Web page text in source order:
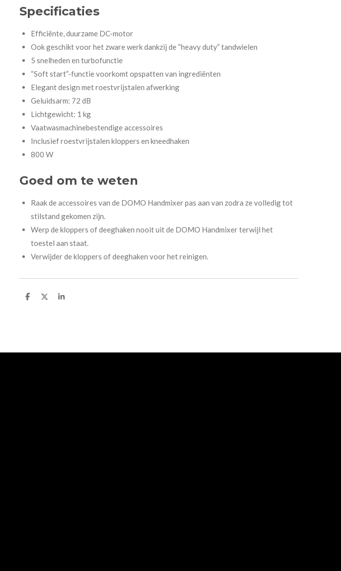
Specificaties
Efficiënte, duurzame DC-motor
Ook geschikt voor het zware werk dankzij de “heavy duty” tandwielen
5 snelheden en turbofunctie
“Soft start”-functie voorkomt opspatten van ingrediënten
Elegant design met roestvrijstalen afwerking
Geluidsarm: 72 dB
Lichtgewicht: 1 kg
Vaatwasmachinebestendige accessoires
Inclusief roestvrijstalen kloppers en kneedhaken
800 W
Goed om te weten
Raak de accessoires van de DOMO Handmixer pas aan van zodra ze volledig tot
stilstand gekomen zijn.
Werp de kloppers of deeghaken nooit uit de DOMO Handmixer terwijl het
toestel aan staat.
Verwijder de kloppers of deeghaken voor het reinigen.
D
D
S